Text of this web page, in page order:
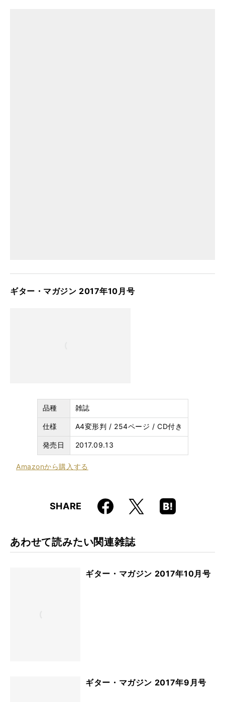
ギター・マガジン 2017年10月号
品種 雑誌
仕様 A4変形判 / 254ページ / CD付き
発売日 2017.09.13
Amazonから購入する
SHARE Faceboo
k
X
Hatena
Boo
あわせて読みたい関連雑誌
ギター・マガジン 2017年10月号
ギター・マガジン 2017年9月号